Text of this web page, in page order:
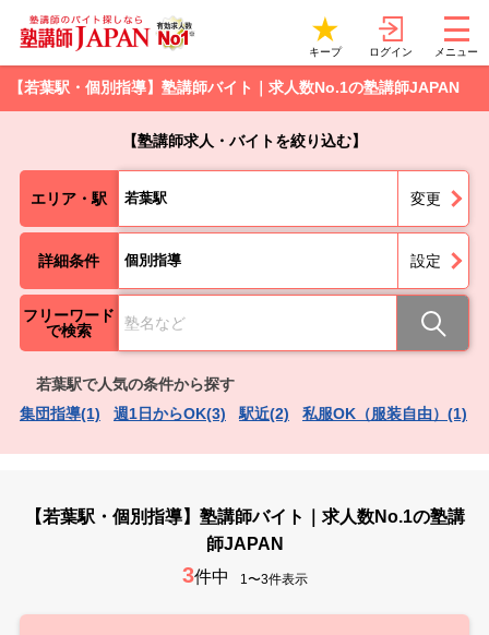
キープ ログイン メニュー
【若葉駅・個別指導】塾講師バイト｜求人数No.1の塾講師JAPAN
【塾講師求人・バイトを絞り込む】
エリア・駅 若葉駅 変更
詳細条件 個別指導 設定
フリーワード
で検索
若葉駅で人気の条件から探す
集団指導(1)
週1日からOK(3) 駅近(2) 私服OK（服装自由）(1)
【若葉駅・個別指導】塾講師バイト｜求人数No.1の塾講
師JAPAN
3件中 1〜3件表示